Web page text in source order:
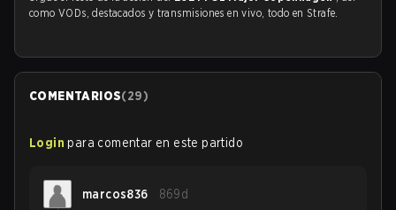
como VODs, destacados y transmisiones en vivo, todo en Strafe.
COMENTARIOS(29)
Login para comentar en este partido
marcos836 869d